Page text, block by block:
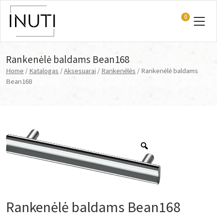
Main Navigation
0
Rankenėlė baldams Bean168
Home/Katalogas/Aksesuarai/Rankenėlės/ Rankenėlė baldams
Bean168
Rankenėlė baldams Bean168